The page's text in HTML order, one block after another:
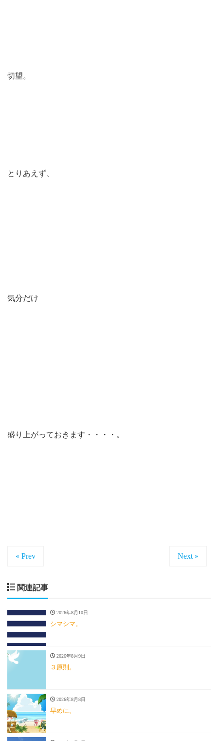
切望。
とりあえず、
気分だけ
盛り上がっておきます・・・・。
« Prev Next »
関連記事
2026年8月10日
シマシマ。
2026年8月9日
３原則。
2026年8月8日
早めに。